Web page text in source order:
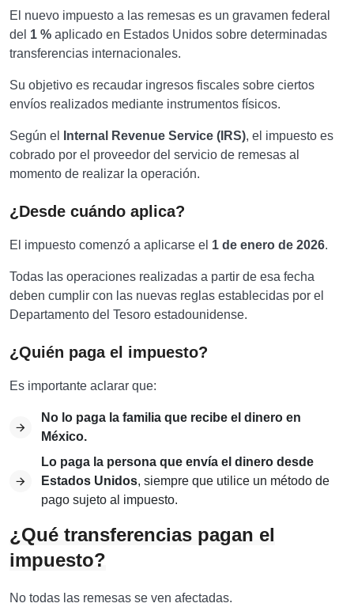
El nuevo impuesto a las remesas es un gravamen federal
del 1 % aplicado en Estados Unidos sobre determinadas
transferencias internacionales.
Su objetivo es recaudar ingresos fiscales sobre ciertos
envíos realizados mediante instrumentos físicos.
Según el Internal Revenue Service (IRS), el impuesto es
cobrado por el proveedor del servicio de remesas al
momento de realizar la operación.
¿Desde cuándo aplica?
El impuesto comenzó a aplicarse el 1 de enero de 2026.
Todas las operaciones realizadas a partir de esa fecha
deben cumplir con las nuevas reglas establecidas por el
Departamento del Tesoro estadounidense.
¿Quién paga el impuesto?
Es importante aclarar que:
No lo paga la familia que recibe el dinero en
México.
Lo paga la persona que envía el dinero desde
Estados Unidos, siempre que utilice un método de
pago sujeto al impuesto.
¿Qué transferencias pagan el
impuesto?
No todas las remesas se ven afectadas.